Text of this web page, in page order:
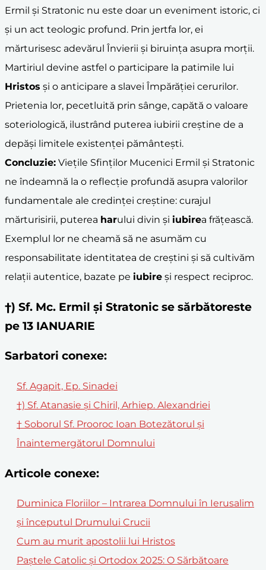
Ermil și Stratonic nu este doar un eveniment istoric, ci
și un act teologic profund. Prin jertfa lor, ei
mărturisesc adevărul Învierii și biruința asupra morții.
Martiriul devine astfel o participare la patimile lui
Hristos și o anticipare a slavei Împărăției cerurilor.
Prietenia lor, pecetluită prin sânge, capătă o valoare
soteriologică, ilustrând puterea iubirii creștine de a
depăși limitele existenței pământești.
Concluzie: Viețile Sfinților Mucenici Ermil și Stratonic
ne îndeamnă la o reflecție profundă asupra valorilor
fundamentale ale credinței creștine: curajul
mărturisirii, puterea harului divin și iubirea frățească.
Exemplul lor ne cheamă să ne asumăm cu
responsabilitate identitatea de creștini și să cultivăm
relații autentice, bazate pe iubire și respect reciproc.
†) Sf. Mc. Ermil și Stratonic se sărbătoreste
pe 13 IANUARIE
Sarbatori conexe:
Sf. Agapit, Ep. Sinadei
†) Sf. Atanasie şi Chiril, Arhiep. Alexandriei
† Soborul Sf. Prooroc Ioan Botezătorul și
Înaintemergătorul Domnului
Articole conexe:
Duminica Floriilor – Intrarea Domnului în Ierusalim
și începutul Drumului Crucii
Cum au murit apostolii lui Hristos
Paștele Catolic și Ortodox 2025: O Sărbătoare